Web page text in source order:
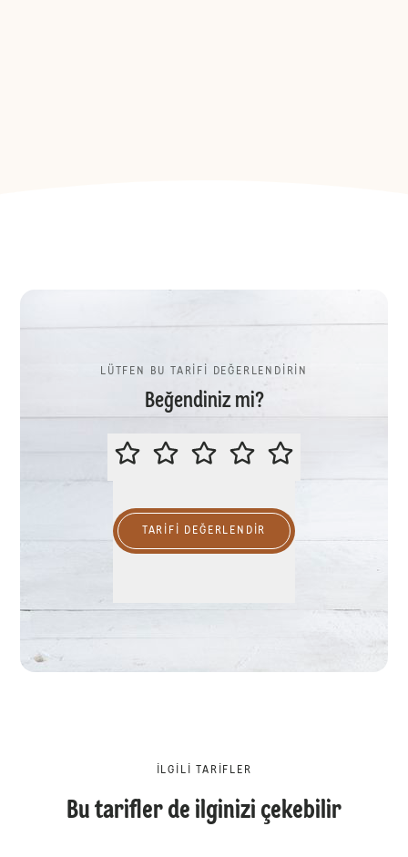
LÜTFEN BU TARİFİ DEĞERLENDİRİN
Beğendiniz mi?
LÜTFEN BU TARİFİ
TARIFI DEĞERLENDİR
İLGILI TARIFLER
Bu tarifler de ilginizi çekebilir